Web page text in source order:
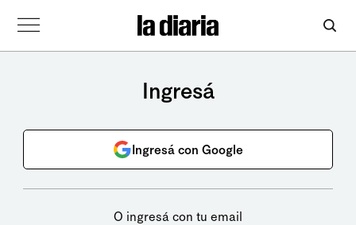
Ingresá
Ingresá con Google
O ingresá con tu email